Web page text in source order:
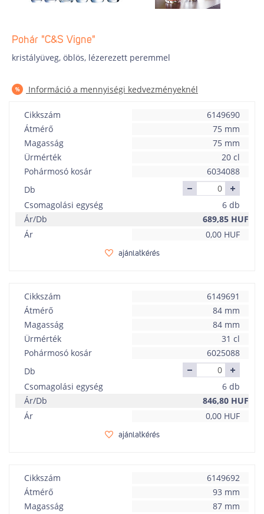
Pohár "C&S Vigne"
kristályüveg, öblös, lézerezett peremmel
Információ a mennyiségi kedvezményeknél
Cikkszám
6149690
Átmérő
75 mm
Magasság
75 mm
Ürmérték
20 cl
Pohármosó kosár
6034088
Db
Csomagolási egység
6 db
Ár/Db
689,85 HUF
Ár
0,00 HUF
ajánlatkérés
Cikkszám
6149691
Átmérő
84 mm
Magasság
84 mm
Ürmérték
31 cl
Pohármosó kosár
6025088
Db
Csomagolási egység
6 db
Ár/Db
846,80 HUF
Ár
0,00 HUF
ajánlatkérés
Cikkszám
6149692
Átmérő
93 mm
Magasság
87 mm